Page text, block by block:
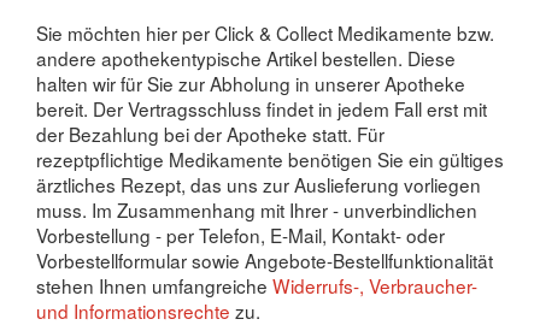
Sie möchten hier per Click & Collect Medikamente bzw.
andere apothekentypische Artikel bestellen. Diese
halten wir für Sie zur Abholung in unserer Apotheke
bereit. Der Vertragsschluss findet in jedem Fall erst mit
der Bezahlung bei der Apotheke statt. Für
rezeptpflichtige Medikamente benötigen Sie ein gültiges
ärztliches Rezept, das uns zur Auslieferung vorliegen
muss. Im Zusammenhang mit Ihrer - unverbindlichen
Vorbestellung - per Telefon, E-Mail, Kontakt- oder
Vorbestellformular sowie Angebote-Bestellfunktionalität
stehen Ihnen umfangreiche Widerrufs-, Verbraucher-
und Informationsrechte zu.